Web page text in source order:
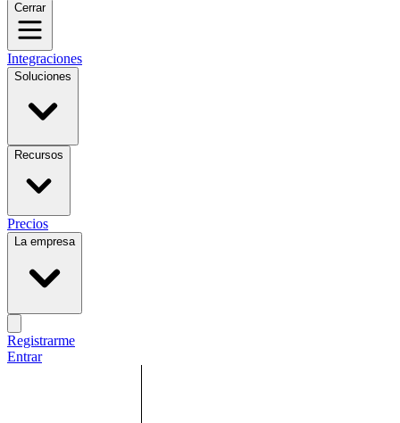
Cerrar
Integraciones
Soluciones
Recursos
Precios
La empresa
Registrarme
Entrar